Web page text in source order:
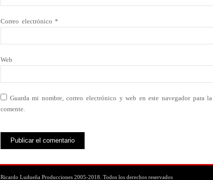
Correo electrónico*
Web
Guarda mi nombre, correo electrónico y web en este navegador para
comente.
Ricardo Ludueña Producciones 2005-2018. Todos los derechos reservados